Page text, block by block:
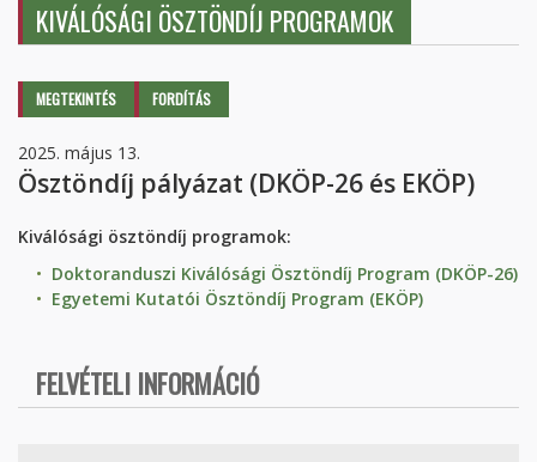
KIVÁLÓSÁGI ÖSZTÖNDÍJ PROGRAMOK
Elsődleges fülek
MEGTEKINTÉS (AKTÍVFORDÍTÁS
2025. május 13.
Ösztöndíj pályázat (DKÖP-26 és EKÖP)
Kiválósági ösztöndíj programok:
Doktoranduszi Kiválósági Ösztöndíj Program (DKÖP-26)
Egyetemi Kutatói Ösztöndíj Program (EKÖP)
FELVÉTELI INFORMÁCIÓ